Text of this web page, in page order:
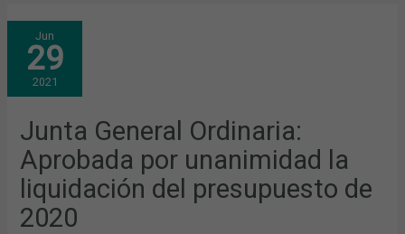
Jun
29
2021
Junta General Ordinaria:
Aprobada por unanimidad la
liquidación del presupuesto de
2020
JUNTA
GENERAL
ORDINARIA:
APROBADA
POR
UNANIMIDAD
LA
PRESUPUESTO
DE
2020